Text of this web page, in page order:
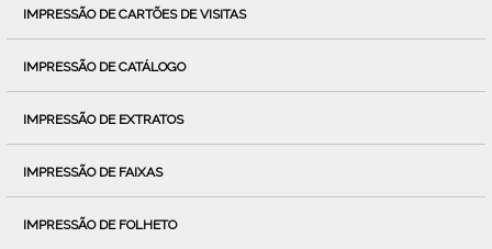
IMPRESSÃO DE CARTÕES DE VISITAS
IMPRESSÃO DE CATÁLOGO
IMPRESSÃO DE EXTRATOS
IMPRESSÃO DE FAIXAS
IMPRESSÃO DE FOLHETO